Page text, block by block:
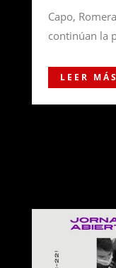
Capo,
continúan la
LEER MÁS